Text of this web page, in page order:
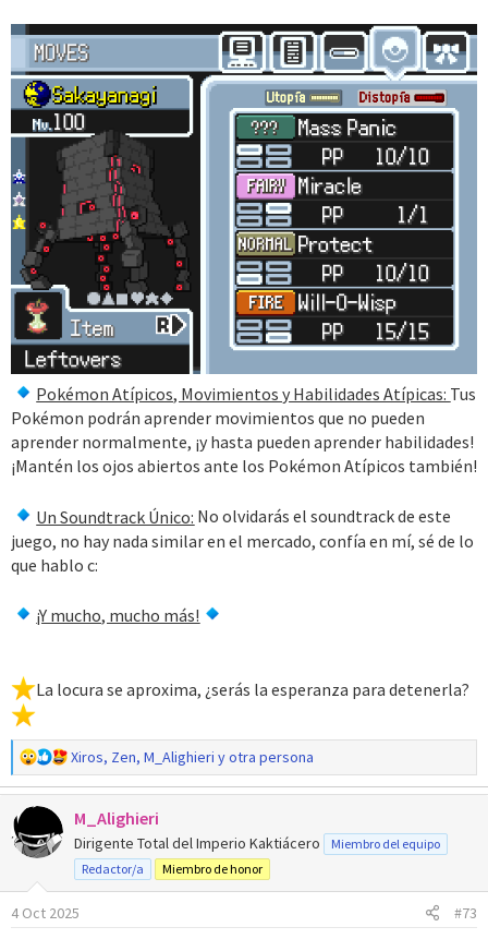
Pokémon Atípicos, Movimientos y Habilidades Atípicas: Tus
Pokémon podrán aprender movimientos que no pueden
aprender normalmente, ¡y hasta pueden aprender habilidades!
¡Mantén los ojos abiertos ante los Pokémon Atípicos también!
Un Soundtrack Único: No olvidarás el soundtrack de este
juego, no hay nada similar en el mercado, confía en mí, sé de lo
que hablo c:
¡Y mucho, mucho más!
La locura se aproxima, ¿serás la esperanza para detenerla?
R
e
a
c
c
o
e
Xiros, Zen, M_Alighieri y otra persona
M_Alighieri
Dirigente Total del Imperio Kaktiácero
Miembro del equipo
Redactor/a
Miembro de honor
4 Oct 2025 #73